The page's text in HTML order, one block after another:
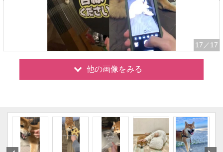
17 ／17
他の画像をみる